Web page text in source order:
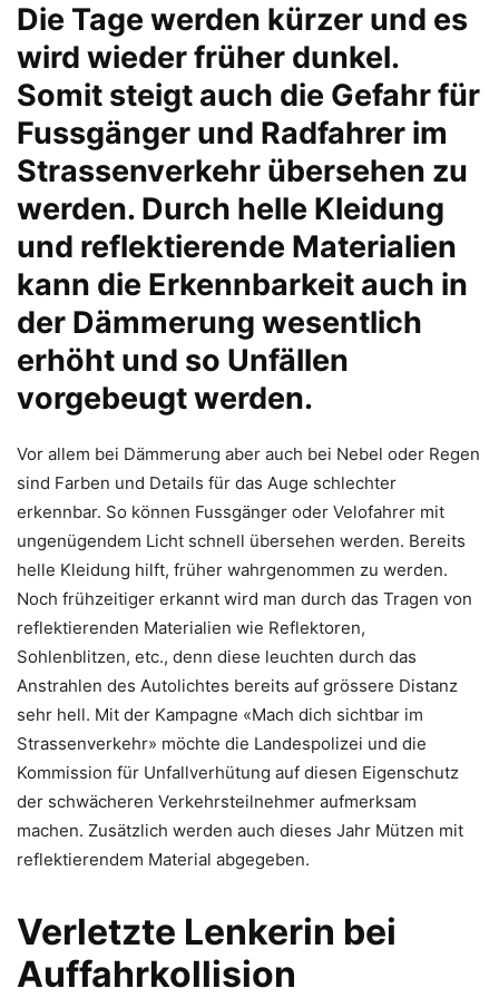
Die Tage werden kürzer und es
wird wieder früher dunkel.
Somit steigt auch die Gefahr für
Fussgänger und Radfahrer im
Strassenverkehr übersehen zu
werden. Durch helle Kleidung
und reflektierende Materialien
kann die Erkennbarkeit auch in
der Dämmerung wesentlich
erhöht und so Unfällen
vorgebeugt werden.
Vor allem bei Dämmerung aber auch bei Nebel oder Regen
sind Farben und Details für das Auge schlechter
erkennbar. So können Fussgänger oder Velofahrer mit
ungenügendem Licht schnell übersehen werden. Bereits
helle Kleidung hilft, früher wahrgenommen zu werden.
Noch frühzeitiger erkannt wird man durch das Tragen von
reflektierenden Materialien wie Reflektoren,
Sohlenblitzen, etc., denn diese leuchten durch das
Anstrahlen des Autolichtes bereits auf grössere Distanz
sehr hell. Mit der Kampagne «Mach dich sichtbar im
Strassenverkehr» möchte die Landespolizei und die
Kommission für Unfallverhütung auf diesen Eigenschutz
der schwächeren Verkehrsteilnehmer aufmerksam
machen. Zusätzlich werden auch dieses Jahr Mützen mit
reflektierendem Material abgegeben.
Verletzte Lenkerin bei
Auffahrkollision